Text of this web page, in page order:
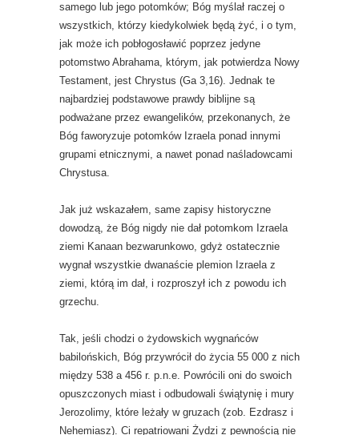
samego lub jego potomków; Bóg myślał raczej o
wszystkich, którzy kiedykolwiek będą żyć, i o tym,
jak może ich pobłogosławić poprzez jedyne
potomstwo Abrahama, którym, jak potwierdza Nowy
Testament, jest Chrystus (Ga 3,16). Jednak te
najbardziej podstawowe prawdy biblijne są
podważane przez ewangelików, przekonanych, że
Bóg faworyzuje potomków Izraela ponad innymi
grupami etnicznymi, a nawet ponad naśladowcami
Chrystusa.
Jak już wskazałem, same zapisy historyczne
dowodzą, że Bóg nigdy nie dał potomkom Izraela
ziemi Kanaan bezwarunkowo, gdyż ostatecznie
wygnał wszystkie dwanaście plemion Izraela z
ziemi, którą im dał, i rozproszył ich z powodu ich
grzechu.
Tak, jeśli chodzi o żydowskich wygnańców
babilońskich, Bóg przywrócił do życia 55 000 z nich
między 538 a 456 r. p.n.e. Powrócili oni do swoich
opuszczonych miast i odbudowali świątynię i mury
Jerozolimy, które leżały w gruzach (zob. Ezdrasz i
Nehemiasz). Ci repatriowani Żydzi z pewnością nie